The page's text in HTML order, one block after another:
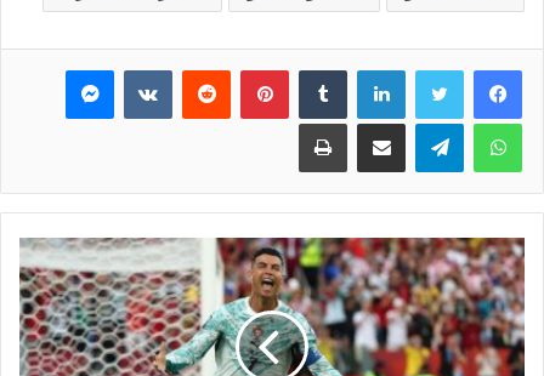
فيسبوك تويتر لينكدإن بينتيريست ماسنجر
واتساب تيلقرام مشاركة عبر البريد طباعة